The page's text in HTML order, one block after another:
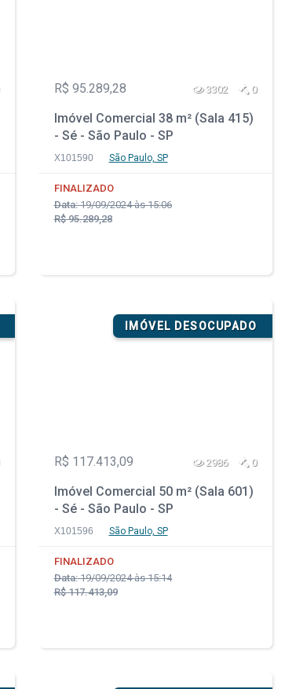
R$ 95.289,28 3302 0
Imóvel Comercial 38 m² (Sala 415)
- Sé - São Paulo - SP
X101590 São Paulo, SP
FINALIZADO
Data:19/09/2024 às 15:06
R$ 95.289,28
IMÓVEL DESOCUPADO
R$ 117.413,09 2986 0
Imóvel Comercial 50 m² (Sala 601)
- Sé - São Paulo - SP
X101596 São Paulo, SP
FINALIZADO
Data:19/09/2024 às 15:14
R$ 117.413,09